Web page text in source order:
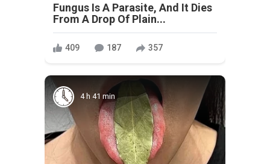
Fungus Is A Parasite, And It Dies
From A Drop Of Plain...
409 187 357
4 h 41 min